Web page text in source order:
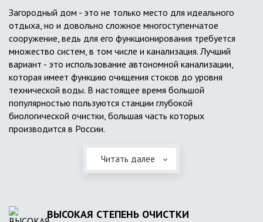
Загородный дом - это не только место для идеального
отдыха, но и довольно сложное многоступенчатое
сооружение, ведь для его функционирования требуется
множество систем, в том числе и канализация. Лучший
вариант - это использование автономной канализации,
которая имеет функцию очищения стоков до уровня
технической воды. В настоящее время большой
популярностью пользуются станции глубокой
биологической очистки, большая часть которых
производится в России.
Читать далее
ВЫСОКАЯ СТЕПЕНЬ ОЧИСТКИ